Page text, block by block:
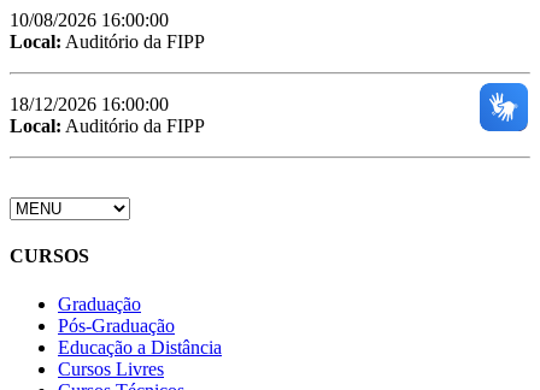
10/08/2026 16:00:00
Local: Auditório da FIPP
18/12/2026 16:00:00
Local: Auditório da FIPP
CURSOS
Graduação
Pós-Graduação
Educação a Distância
Cursos Livres